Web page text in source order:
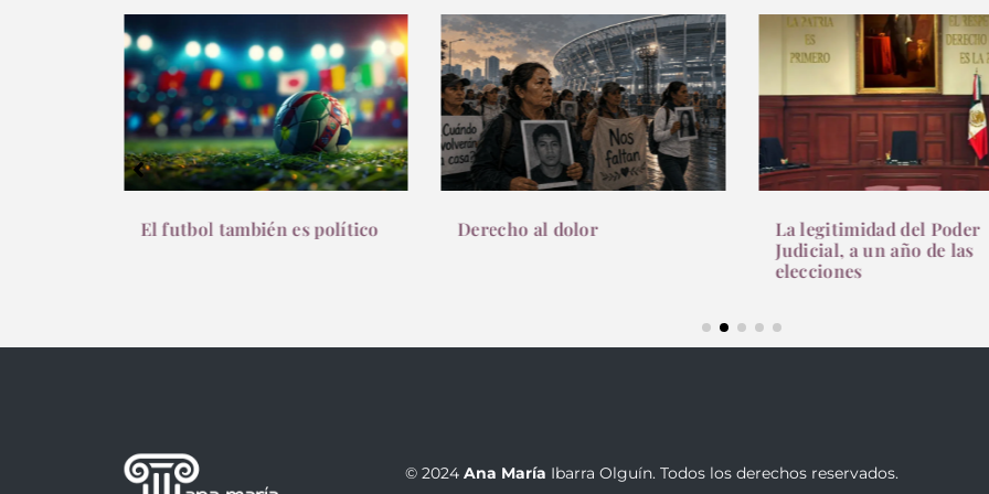
Derecho al dolor
La legitimidad del Poder
A un año de la reforma
judicial
© 2024 Ana María Ibarra Olguín. Todos los derechos reservados.